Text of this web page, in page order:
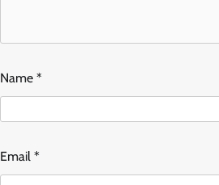
Name *
Email *